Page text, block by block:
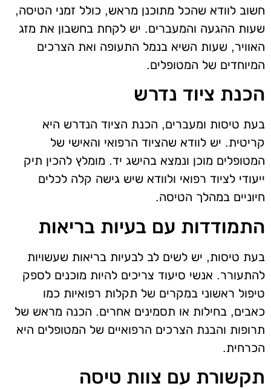
חשוב לוודא שהכל מתוכנן מראש, כולל זמני הטיסה,
שעות ההגעה והמעברים. יש לקחת בחשבון את מזג
האוויר, שעות השיא בנמל התעופה ואת הצרכים
המיוחדים של המטופלים.
הכנת ציוד נדרש
בעת טיסות ומעברים, הכנת הציוד הנדרש היא
קריטית. יש לוודא שהציוד הרפואי והאישי של
המטופלים מוכן ונמצא בהישג יד. מומלץ להכין תיק
ייעודי לציוד רפואי ולוודא שיש גישה קלה לכלים
חיוניים במהלך הטיסה.
התמודדות עם בעיות בריאות
בעת טיסות, יש לשים לב לבעיות בריאות שעשויות
להתעורר. אנשי סיעוד צריכים להיות מוכנים לספק
טיפול ראשוני במקרים של תקלות רפואיות כמו
כאבים, בחילות או תסמינים אחרים. הכנה מראש של
תרופות והבנת הצרכים הרפואיים של המטופלים היא
הכרחית.
תקשורת עם צוות טיסה